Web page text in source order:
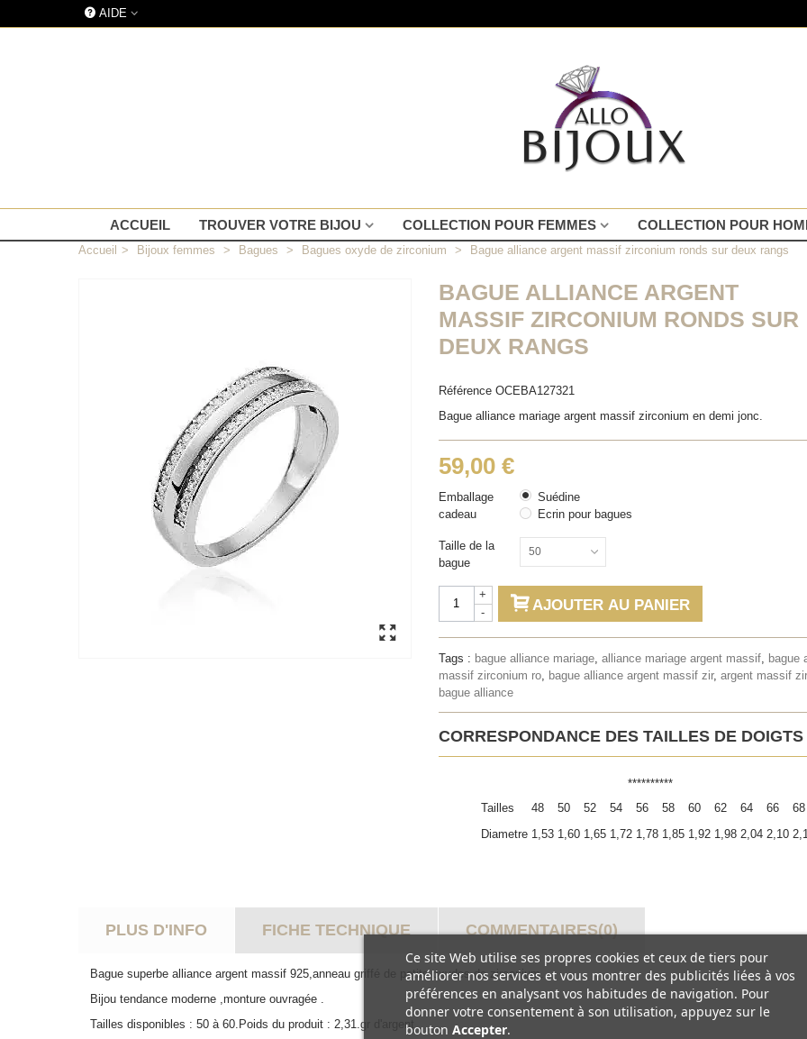
AIDE
ACCUEIL TROUVER VOTRE BIJOU COLLECTION POUR FEMMES COLLECTION POUR
Accueil > Bijoux femmes > Bagues > Bagues oxyde de zirconium > Bague alliance argent massif zirconium ronds sur deux rangs
BAGUE ALLIANCE ARGENT
MASSIF ZIRCONIUM RONDS SUR
DEUX RANGS
Référence OCEBA127321
Bague alliance mariage argent massif zirconium en demi jonc.
59,00 €
Emballage
cadeau
Suédine
Ecrin pour bagues
Taille de la
bague
50
-
+
AJOUTER AU PANIER
Tags : bague alliance mariage, alliance mariage argent massif, bague
massif zirconium ro, bague alliance argent massif zir, argent massif
bague alliance
CORRESPONDANCE DES TAILLES DE
**********
Tailles
48 50 52 54 56 58 60 62 64 66
68
Diametre 1,53 1,60 1,65 1,72 1,78 1,85 1,92 1,98 2,04 2,10
PLUS D'INFO FICHE TECHNIQUE COMMENTAIRES(0)
Bague superbe alliance argent massif 925,anneau griffé de petits oxydes de zirconium.
Bijou tendance moderne ,monture ouvragée .
Tailles disponibles : 50 à 60.Poids du produit : 2,31.gr d'argent.
Ce site Web utilise ses propres cookies et ceux de tiers pour
améliorer nos services et vous montrer des publicités liées à vos
préférences en analysant vos habitudes de navigation. Pour
donner votre consentement à son utilisation, appuyez sur le
bouton Accepter.